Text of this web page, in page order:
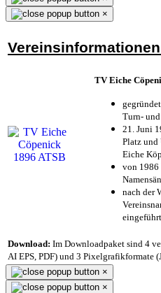
×
TV Eiche
Turn-
21. Juni
Platz und
Eiche
von 1986
nach der
eingeführt
Download: Im Downloadpaket sind 4
AI EPS, PDF) und 3 Pixelgrafikformate
×
×